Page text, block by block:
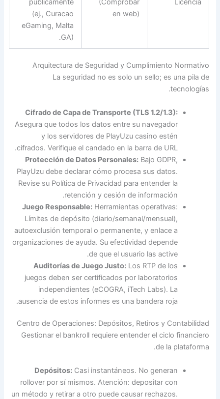
Licencia
(Comprobar
en web)
públicamente
(ej., Curacao
eGaming, Malta
GA).
Arquitectura de Seguridad y Cumplimiento Normativo
La seguridad no es solo un sello; es una pila de
tecnologías.
Cifrado de Capa de Transporte (TLS 1.2/1.3):
Asegura que todos los datos entre su navegador
y los servidores de PlayUzu casino estén
cifrados. Verifique el candado en la barra de URL.
Protección de Datos Personales:Bajo GDPR,
PlayUzu debe declarar cómo procesa sus datos.
Revise su Política de Privacidad para entender la
retención y cesión de información.
Juego Responsable:Herramientas operativas:
Límites de depósito (diario/semanal/mensual),
autoexclusión temporal o permanente, y enlace a
organizaciones de ayuda. Su efectividad depende
de que el usuario las active.
Auditorías de Juego Justo:Los RTP de los
juegos deben ser certificados por laboratorios
independientes (eCOGRA, iTech Labs). La
ausencia de estos informes es una bandera roja.
Centro de Operaciones: Depósitos, Retiros y Contabilidad
Gestionar el bankroll requiere entender el ciclo financiero
de la plataforma.
Depósitos:Casi instantáneos. No generan
rollover por sí mismos. Atención: depositar con
un método y retirar a otro puede causar rechazos.